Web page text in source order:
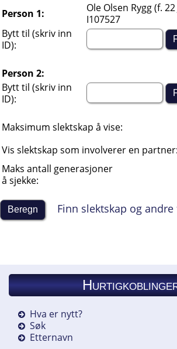
Person 1:
Ole Olsen Rygg (f.
I107527
Bytt til (skriv inn
ID):
Person 2:
Bytt til (skriv inn
ID):
Maksimum slektskap å vise:
Vis slektskap som involverer en partner:
Maks antall generasjoner
å sjekke:
Finn slektskap og
Hva er nytt?
Søk
Etternavn